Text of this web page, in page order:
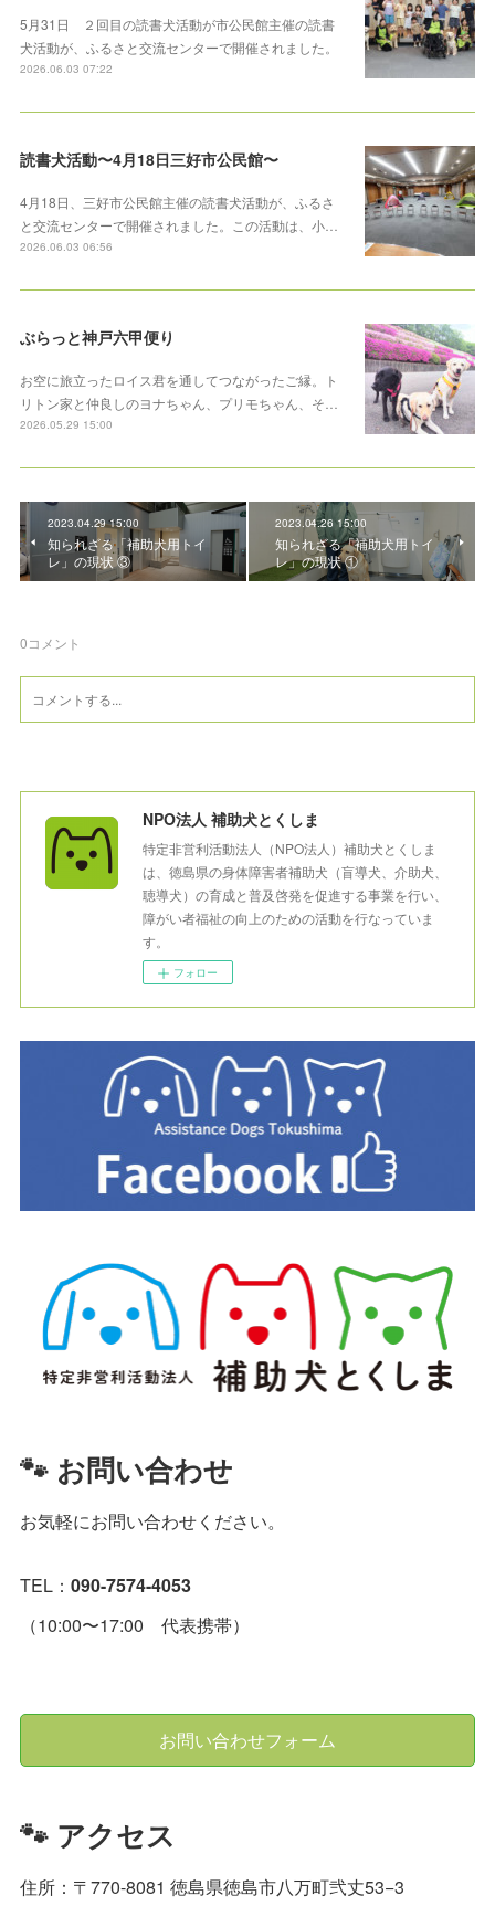
5月31日 ２回目の読書犬活動が市公民館主催の読書
犬活動が、ふるさと交流センターで開催されました。
2026.06.03 07:22
読書犬活動〜4月18日三好市公民館〜
4月18日、三好市公民館主催の読書犬活動が、ふるさ
と交流センターで開催されました。この活動は、小…
2026.06.03 06:56
ぶらっと神戸六甲便り
お空に旅立ったロイス君を通してつながったご縁。ト
リトン家と仲良しのヨナちゃん、プリモちゃん、そ…
2026.05.29 15:00
2023.04.29 15:00
知られざる「補助犬用トイ
レ」の現状 ③
2023.04.26 15:00
知られざる「補助犬用トイ
レ」の現状 ①
0コメント
NPO法人 補助犬とくしま
特定非営利活動法人（NPO法人）補助犬とくしま
は、徳島県の身体障害者補助犬（盲導犬、介助犬、
聴導犬）の育成と普及啓発を促進する事業を行い、
障がい者福祉の向上のための活動を行なっていま
す。
フォロー
🐾 お問い合わせ
お気軽にお問い合わせください。
TEL：090-7574-4053
（10:00〜17:00 代表携帯）
お問い合わせフォーム
🐾 アクセス
住所：〒770-8081 徳島県徳島市八万町弐丈53−3